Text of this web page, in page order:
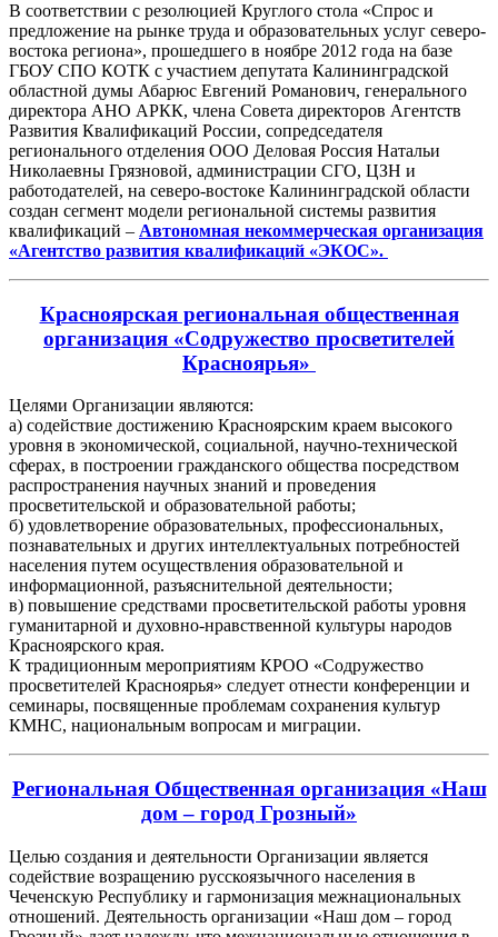
В соответствии с резолюцией Круглого стола «Спрос и
предложение на рынке труда и образовательных услуг северо-
востока региона», прошедшего в ноябре 2012 года на базе
ГБОУ СПО КОТК с участием депутата Калининградской
областной думы Абарюс Евгений Романович, генерального
директора АНО АРКК, члена Совета директоров Агентств
Развития Квалификаций России, сопредседателя
регионального отделения ООО Деловая Россия Натальи
Николаевны Грязновой, администрации СГО, ЦЗН и
работодателей, на северо-востоке Калининградской области
создан сегмент модели региональной системы развития
квалификаций – Автономная некоммерческая организация
«Агентство развития квалификаций «ЭКОС».
Красноярская региональная общественная
организация «Содружество просветителей
Красноярья»
Целями Организации являются:
а) содействие достижению Красноярским краем высокого
уровня в экономической, социальной, научно-технической
сферах, в построении гражданского общества посредством
распространения научных знаний и проведения
просветительской и образовательной работы;
б) удовлетворение образовательных, профессиональных,
познавательных и других интеллектуальных потребностей
населения путем осуществления образовательной и
информационной, разъяснительной деятельности;
в) повышение средствами просветительской работы уровня
гуманитарной и духовно-нравственной культуры народов
Красноярского края.
К традиционным мероприятиям КРОО «Содружество
просветителей Красноярья» следует отнести конференции и
семинары, посвященные проблемам сохранения культур
КМНС, национальным вопросам и миграции.
Региональная Общественная организация «Наш
дом – город Грозный»
Целью создания и деятельности Организации является
содействие возращению русскоязычного населения в
Чеченскую Республику и гармонизация межнациональных
отношений. Деятельность организации «Наш дом – город